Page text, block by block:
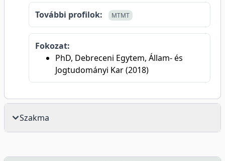
További profilok: MTMT
Fokozat:
PhD, Debreceni Egytem, Állam- és
Jogtudományi Kar (2018)
Szakma